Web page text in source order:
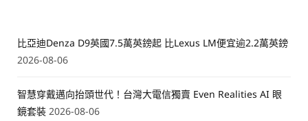
比亞迪Denza D9英國7.5萬英鎊起 比Lexus LM便宜逾2.2萬英鎊
2026-08-06
智慧穿戴邁向抬頭世代！台灣大電信獨賣 Even Realities AI 眼
鏡套裝 2026-08-06